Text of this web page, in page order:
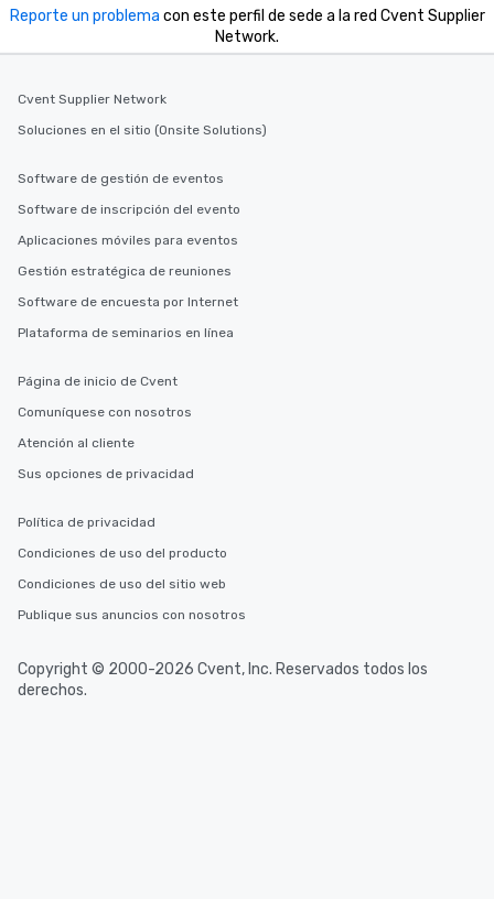
Reporte un problema con este perfil de sede a la red Cvent Supplier
Network.
Cvent Supplier Network
Soluciones en el sitio (Onsite Solutions)
Software de gestión de eventos
Software de inscripción del evento
Aplicaciones móviles para eventos
Gestión estratégica de reuniones
Software de encuesta por Internet
Plataforma de seminarios en línea
Página de inicio de Cvent
Comuníquese con nosotros
Atención al cliente
Sus opciones de privacidad
Política de privacidad
Condiciones de uso del producto
Condiciones de uso del sitio web
Publique sus anuncios con nosotros
Copyright © 2000-2026 Cvent, Inc. Reservados todos los
derechos.